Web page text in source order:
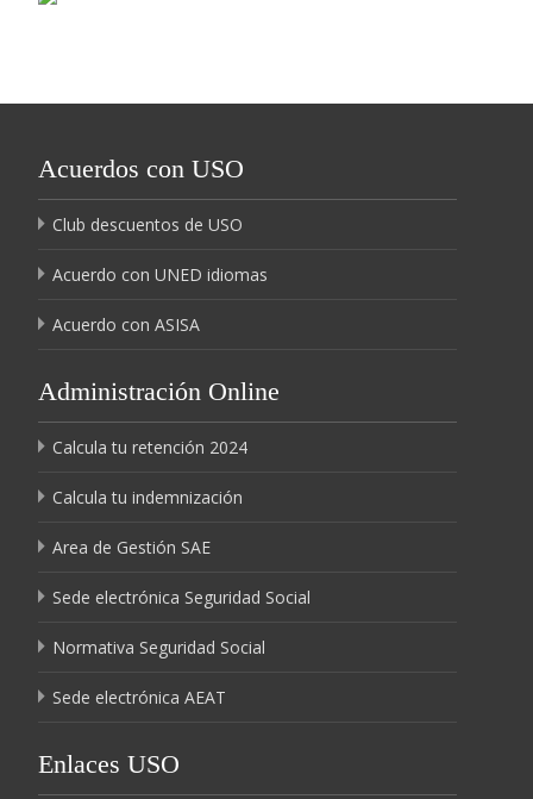
Acuerdos con USO
Club descuentos de USO
Acuerdo con UNED idiomas
Acuerdo con ASISA
Administración Online
Calcula tu retención 2024
Calcula tu indemnización
Area de Gestión SAE
Sede electrónica Seguridad Social
Normativa Seguridad Social
Sede electrónica AEAT
Enlaces USO